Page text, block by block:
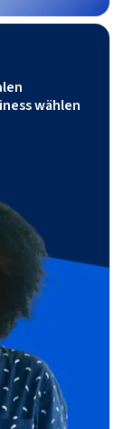
wählen